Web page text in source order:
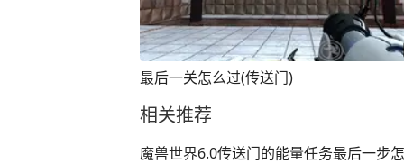
最后一关怎么过(传送门)
相关推荐
魔兽世界6.0传送门的能量任务最后一步